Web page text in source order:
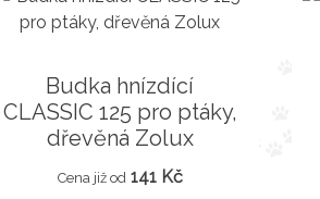
Budka hnízdící
CLASSIC 125 pro ptáky,
dřevěná Zolux
Cena již od 141 Kč